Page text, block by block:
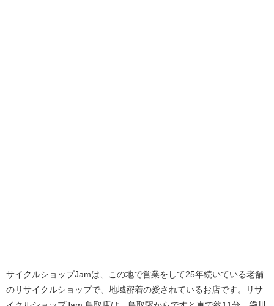
サイクルショップJamは、この地で営業をして25年続いている老舗
のリサイクルショップで、地域密着の愛されているお店です。リサ